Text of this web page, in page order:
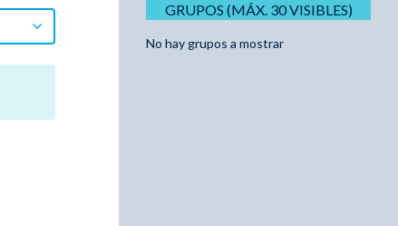
GRUPOS (MÁX. 30 VISIBLES)
No hay grupos a mostrar